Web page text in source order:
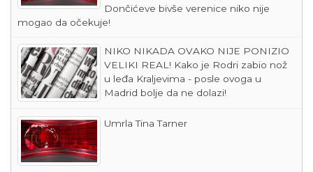
Dončićeve bivše verenice niko nije
mogao da očekuje!
NIKO NIKADA OVAKO NIJE PONIZIO
VELIKI REAL! Kako je Rodri zabio nož
u leđa Kraljevima - posle ovoga u
Madrid bolje da ne dolazi!
Umrla Tina Tarner